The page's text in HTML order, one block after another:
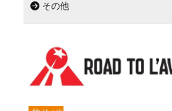
その他